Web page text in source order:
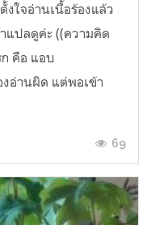
ใจอ่านเนื้อร้องแล้ว
แปลดูค่ะ ((ความคิด
คือ แอบ
อ่านผิด แต่พอเข้า
69